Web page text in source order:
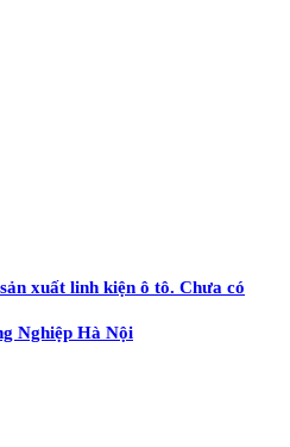
xuất linh kiện ô tô. Chưa có
Nghiệp Hà Nội